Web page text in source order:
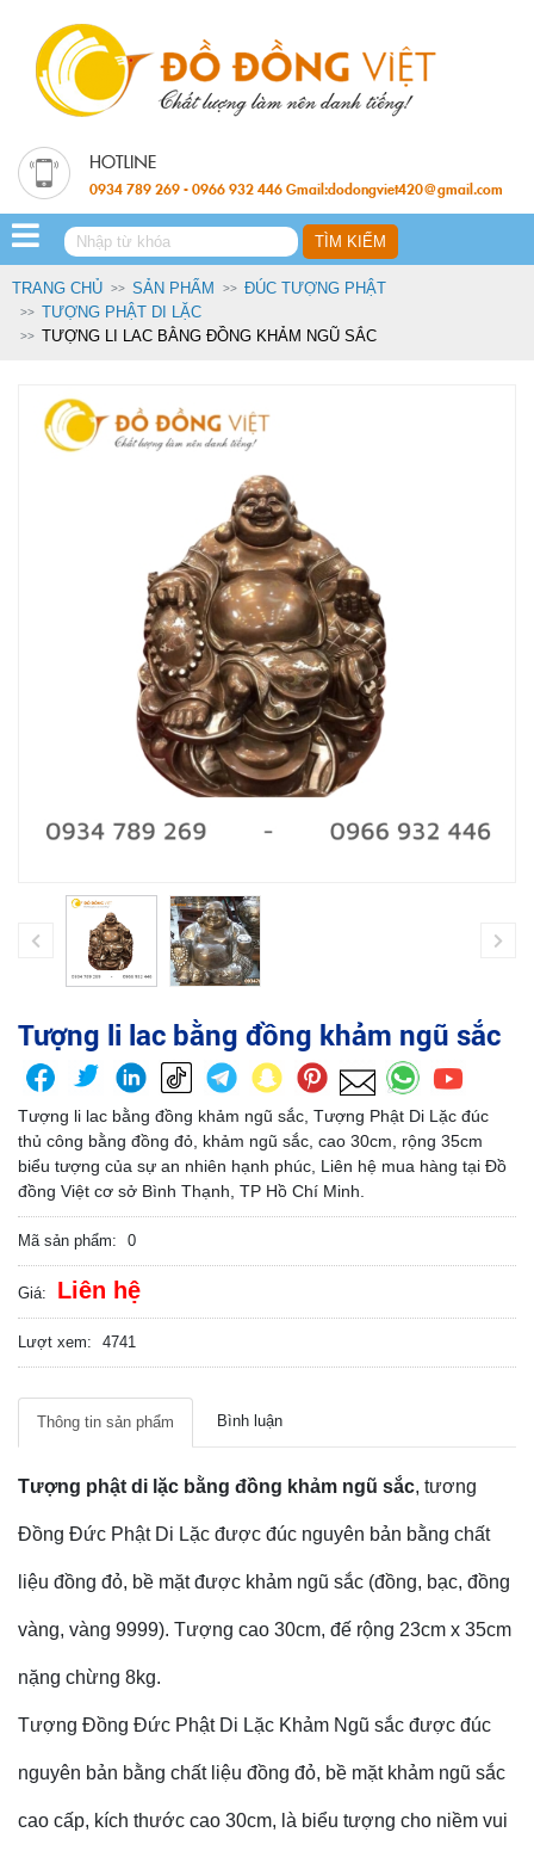
0934 789 269 - 0966 932 446 Gmail:dodongviet420@gmail.com
TRANG CHỦ SẢN PHẨM
ĐÚC TƯỢNG PHẬT
TƯỢNG PHẬT DI LẶC
TƯỢNG LI LAC BẰNG ĐỒNG KHẢM NGŨ SẮC
Tượng li lac bằng đồng khảm ngũ sắc
Tượng li lac bằng đồng khảm ngũ sắc, Tượng Phật Di Lặc đúc
thủ công bằng đồng đỏ, khảm ngũ sắc, cao 30cm, rộng 35cm
biểu tượng của sự an nhiên hạnh phúc, Liên hệ mua hàng tại Đồ
đồng Việt cơ sở Bình Thạnh, TP Hồ Chí Minh.
Mã sản phẩm: 0
Giá: Liên hệ
Lượt xem: 4741
Thông tin sản phẩm Bình luận
Tượng phật di lặc bằng đồng khảm ngũ sắc, tương
Đồng Đức Phật Di Lặc được đúc nguyên bản bằng chất
liệu đồng đỏ, bề mặt được khảm ngũ sắc (đồng, bạc, đồng
vàng, vàng 9999). Tượng cao 30cm, đế rộng 23cm x 35cm
nặng chừng 8kg.
Tượng Đồng Đức Phật Di Lặc Khảm Ngũ sắc được đúc
nguyên bản bằng chất liệu đồng đỏ, bề mặt khảm ngũ sắc
cao cấp, kích thước cao 30cm, là biểu tượng cho niềm vui